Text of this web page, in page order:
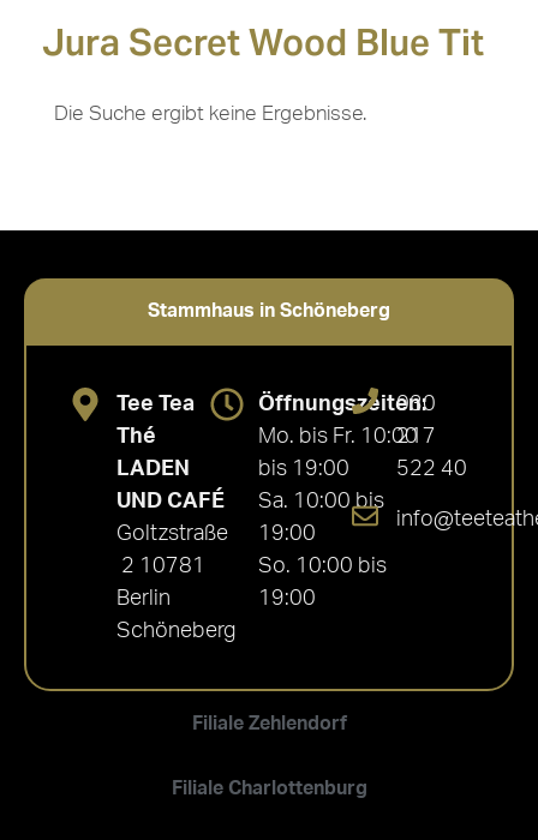
Jura Secret Wood Blue Tit
Die Suche ergibt keine Ergebnisse.
Stammhaus in Schöneberg
Filiale Zehlendorf
Filiale Charlottenburg
Tee Tea
Thé
LADEN
UND CAFÉ
Goltzstraße
2 10781
Berlin
Schöneberg
Öffnungszeiten:
Mo. bis Fr. 10:00
bis 19:00
Sa. 10:00 bis
19:00
So. 10:00 bis
19:00
030
217
522 40